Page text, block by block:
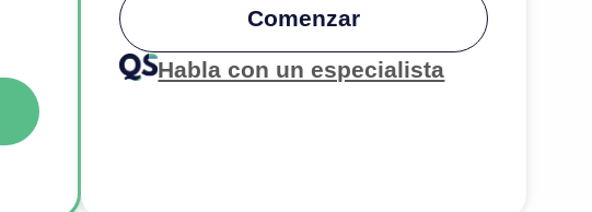
Comenzar
Habla con un especialista